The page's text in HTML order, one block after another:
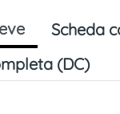
Scheda
(DC)